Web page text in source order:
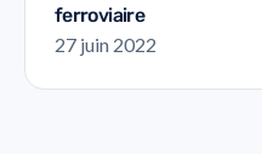
ferroviaire
27 juin 2022